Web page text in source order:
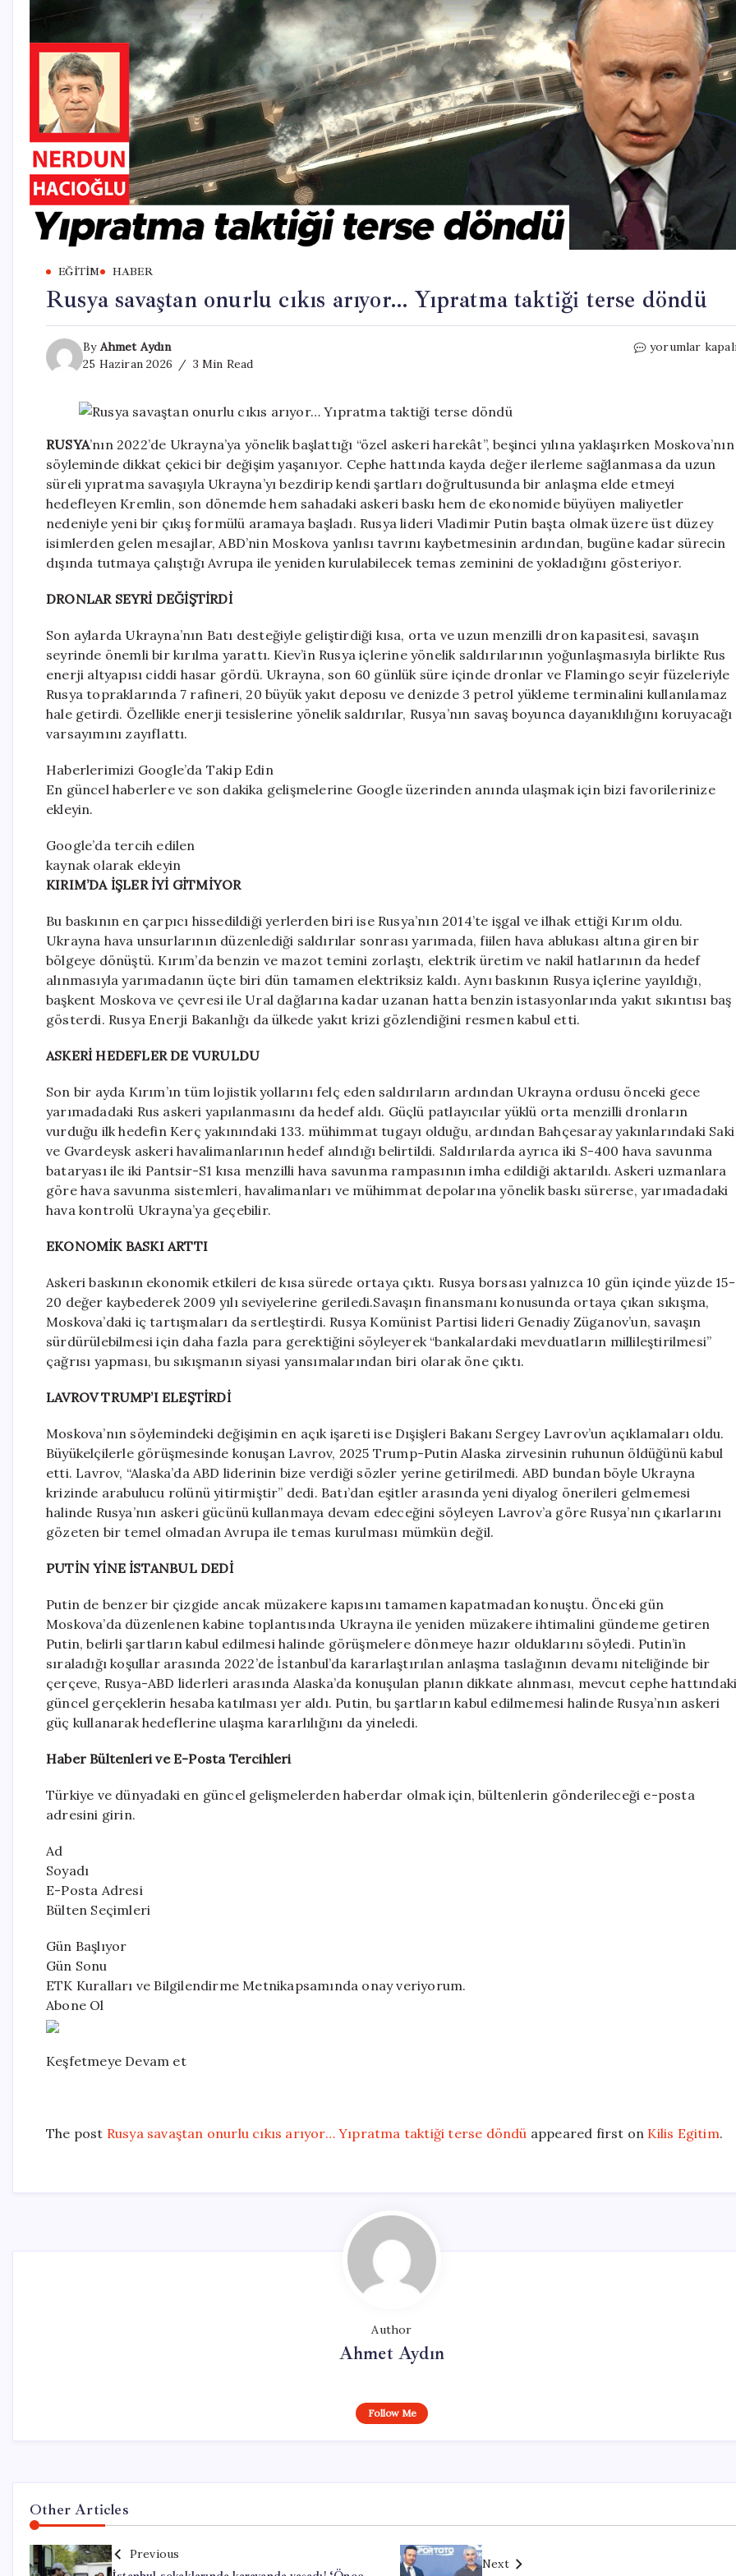
EĞITIM HABER
Rusya savaştan onurlu cıkıs arıyor… Yıpratma taktiği terse döndü
By Ahmet Aydın
25 Haziran 2026
3 Min Read
Rusya
taktiği
terse
döndü
için
yorumlar
RUSYA’nın 2022’de Ukrayna’ya yönelik başlattığı “özel askeri harekât”, beşinci yılına yaklaşırken Moskova’nın
söyleminde dikkat çekici bir değişim yaşanıyor. Cephe hattında kayda değer ilerleme sağlanmasa da uzun
süreli yıpratma savaşıyla Ukrayna’yı bezdirip kendi şartları doğrultusunda bir anlaşma elde etmeyi
hedefleyen Kremlin, son dönemde hem sahadaki askeri baskı hem de ekonomide büyüyen maliyetler
nedeniyle yeni bir çıkış formülü aramaya başladı. Rusya lideri Vladimir Putin başta olmak üzere üst düzey
isimlerden gelen mesajlar, ABD’nin Moskova yanlısı tavrını kaybetmesinin ardından, bugüne kadar sürecin
dışında tutmaya çalıştığı Avrupa ile yeniden kurulabilecek temas zeminini de yokladığını gösteriyor.
DRONLAR SEYRİ DEĞİŞTİRDİ
Son aylarda Ukrayna’nın Batı desteğiyle geliştirdiği kısa, orta ve uzun menzilli dron kapasitesi, savaşın
seyrinde önemli bir kırılma yarattı. Kiev’in Rusya içlerine yönelik saldırılarının yoğunlaşmasıyla birlikte Rus
enerji altyapısı ciddi hasar gördü. Ukrayna, son 60 günlük süre içinde dronlar ve Flamingo seyir füzeleriyle
Rusya topraklarında 7 rafineri, 20 büyük yakıt deposu ve denizde 3 petrol yükleme terminalini kullanılamaz
hale getirdi. Özellikle enerji tesislerine yönelik saldırılar, Rusya’nın savaş boyunca dayanıklılığını koruyacağı
varsayımını zayıflattı.
Haberlerimizi Google’da Takip Edin
En güncel haberlere ve son dakika gelişmelerine Google üzerinden anında ulaşmak için bizi favorilerinize
ekleyin.
Google’da tercih edilen
kaynak olarak ekleyin
KIRIM’DA İŞLER İYİ GİTMİYOR
Bu baskının en çarpıcı hissedildiği yerlerden biri ise Rusya’nın 2014’te işgal ve ilhak ettiği Kırım oldu.
Ukrayna hava unsurlarının düzenlediği saldırılar sonrası yarımada, fiilen hava ablukası altına giren bir
bölgeye dönüştü. Kırım’da benzin ve mazot temini zorlaştı, elektrik üretim ve nakil hatlarının da hedef
alınmasıyla yarımadanın üçte biri dün tamamen elektriksiz kaldı. Aynı baskının Rusya içlerine yayıldığı,
başkent Moskova ve çevresi ile Ural dağlarına kadar uzanan hatta benzin istasyonlarında yakıt sıkıntısı baş
gösterdi. Rusya Enerji Bakanlığı da ülkede yakıt krizi gözlendiğini resmen kabul etti.
ASKERİ HEDEFLER DE VURULDU
Son bir ayda Kırım’ın tüm lojistik yollarını felç eden saldırıların ardından Ukrayna ordusu önceki gece
yarımadadaki Rus askeri yapılanmasını da hedef aldı. Güçlü patlayıcılar yüklü orta menzilli dronların
vurduğu ilk hedefin Kerç yakınındaki 133. mühimmat tugayı olduğu, ardından Bahçesaray yakınlarındaki Saki
ve Gvardeysk askeri havalimanlarının hedef alındığı belirtildi. Saldırılarda ayrıca iki S-400 hava savunma
bataryası ile iki Pantsir-S1 kısa menzilli hava savunma rampasının imha edildiği aktarıldı. Askeri uzmanlara
göre hava savunma sistemleri, havalimanları ve mühimmat depolarına yönelik baskı sürerse, yarımadadaki
hava kontrolü Ukrayna’ya geçebilir.
EKONOMİK BASKI ARTTI
Askeri baskının ekonomik etkileri de kısa sürede ortaya çıktı. Rusya borsası yalnızca 10 gün içinde yüzde 15-
20 değer kaybederek 2009 yılı seviyelerine geriledi.Savaşın finansmanı konusunda ortaya çıkan sıkışma,
Moskova’daki iç tartışmaları da sertleştirdi. Rusya Komünist Partisi lideri Genadiy Züganov’un, savaşın
sürdürülebilmesi için daha fazla para gerektiğini söyleyerek “bankalardaki mevduatların millileştirilmesi”
çağrısı yapması, bu sıkışmanın siyasi yansımalarından biri olarak öne çıktı.
LAVROV TRUMP’I ELEŞTİRDİ
Moskova’nın söylemindeki değişimin en açık işareti ise Dışişleri Bakanı Sergey Lavrov’un açıklamaları oldu.
Büyükelçilerle görüşmesinde konuşan Lavrov, 2025 Trump-Putin Alaska zirvesinin ruhunun öldüğünü kabul
etti. Lavrov, “Alaska’da ABD liderinin bize verdiği sözler yerine getirilmedi. ABD bundan böyle Ukrayna
krizinde arabulucu rolünü yitirmiştir” dedi. Batı’dan eşitler arasında yeni diyalog önerileri gelmemesi
halinde Rusya’nın askeri gücünü kullanmaya devam edeceğini söyleyen Lavrov’a göre Rusya’nın çıkarlarını
gözeten bir temel olmadan Avrupa ile temas kurulması mümkün değil.
PUTİN YİNE İSTANBUL DEDİ
Putin de benzer bir çizgide ancak müzakere kapısını tamamen kapatmadan konuştu. Önceki gün
Moskova’da düzenlenen kabine toplantısında Ukrayna ile yeniden müzakere ihtimalini gündeme getiren
Putin, belirli şartların kabul edilmesi halinde görüşmelere dönmeye hazır olduklarını söyledi. Putin’in
sıraladığı koşullar arasında 2022’de İstanbul’da kararlaştırılan anlaşma taslağının devamı niteliğinde bir
çerçeve, Rusya-ABD liderleri arasında Alaska’da konuşulan planın dikkate alınması, mevcut cephe
güncel gerçeklerin hesaba katılması yer aldı. Putin, bu şartların kabul edilmemesi halinde Rusya’nın askeri
güç kullanarak hedeflerine ulaşma kararlılığını da yineledi.
Haber Bültenleri ve E-Posta Tercihleri
Türkiye ve dünyadaki en güncel gelişmelerden haberdar olmak için, bültenlerin gönderileceği e-posta
adresini girin.
Ad
Soyadı
E-Posta Adresi
Bülten Seçimleri
Gün Başlıyor
Gün Sonu
ETK Kuralları ve Bilgilendirme Metnikapsamında onay veriyorum.
Abone Ol
Keşfetmeye Devam et
The post Rusya savaştan onurlu cıkıs arıyor… Yıpratma taktiği terse döndü appeared first on Kilis Egitim.
Author
Ahmet Aydın
Follow Me
Other Articles
Previous
Next